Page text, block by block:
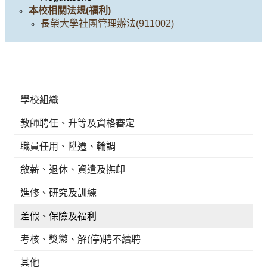
本校相關法規(福利)
長榮大學社團管理辦法(911002)
學校組織
教師聘任、升等及資格審定
職員任用、陞遷、輪調
敘薪、退休、資遣及撫卹
進修、研究及訓練
差假、保險及福利
考核、獎懲、解(停)聘不續聘
其他